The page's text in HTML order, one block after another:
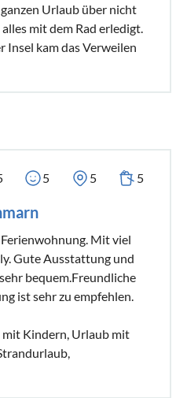
Urlaub über nicht
mit dem Rad erledigt.
Insel kam das Verweilen
5 5 5
Mit viel
Gute Ausstattung und
bequem.Freundliche
ist sehr zu empfehlen.
mit Kindern, Urlaub mit